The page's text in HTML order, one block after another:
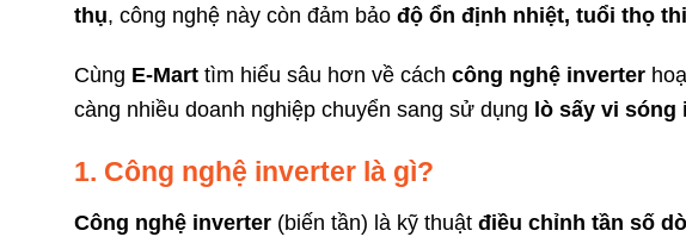
thụ, công nghệ này còn đảm bảo độ ổn định nhiệt, tuổi thọ
Cùng E-Mart tìm hiểu sâu hơn về cách công nghệ inverter
càng nhiều doanh nghiệp chuyển sang sử dụng lò sấy vi sóng
1. Công nghệ inverter là gì?
Công nghệ inverter (biến tần) là kỹ thuật điều chỉnh tần số